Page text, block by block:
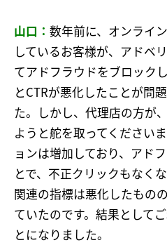
山口： 数年前に、オンライ
しているお客様が、アドベ
てアドフラウドをブロック
とCTRが悪化したことが問
た。しかし、代理店の方が
ようと舵を取ってください
ョンは増加しており、アド
とで、不正クリックもなく
関連の指標は悪化したもの
ていたのです。結果として
とになりました。